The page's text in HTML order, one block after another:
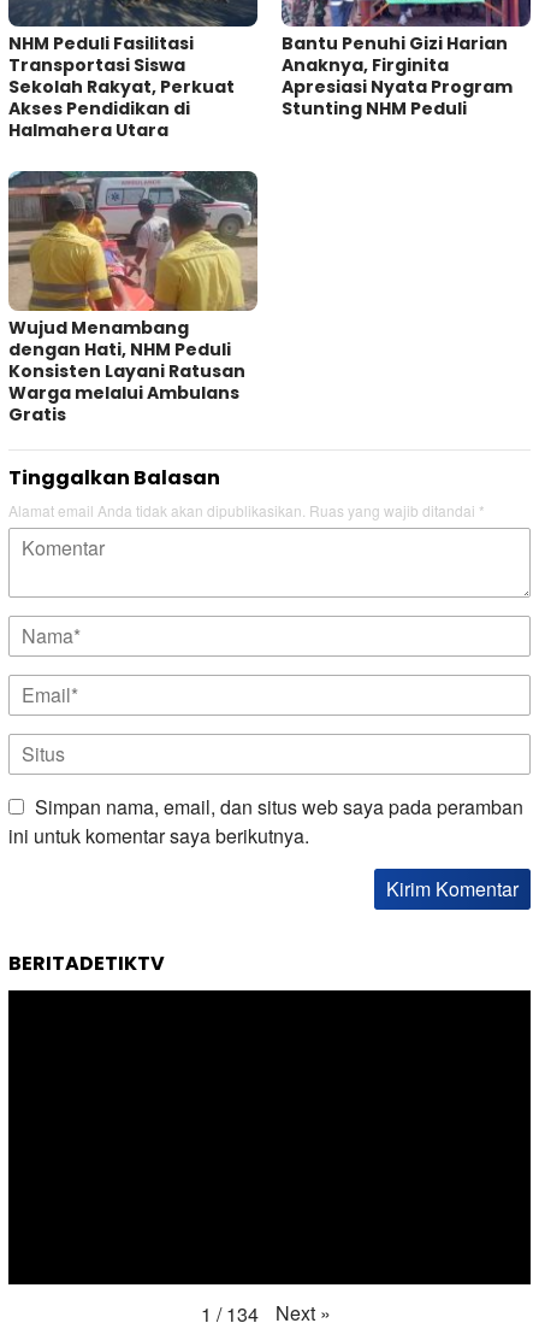
NHM Peduli Fasilitasi
Transportasi Siswa
Sekolah Rakyat, Perkuat
Akses Pendidikan di
Halmahera Utara
Bantu Penuhi Gizi Harian
Anaknya, Firginita
Apresiasi Nyata Program
Stunting NHM Peduli
Wujud Menambang
dengan Hati, NHM Peduli
Konsisten Layani Ratusan
Warga melalui Ambulans
Gratis
Tinggalkan Balasan
Alamat email Anda tidak akan dipublikasikan. Ruas yang wajib ditandai *
Simpan nama, email, dan situs web saya pada peramban
ini untuk komentar saya berikutnya.
BERITADETIKTV
1 / 134 Next »